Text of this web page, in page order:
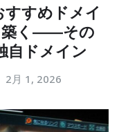
すめドメイ
築く――その
自ドメイン
2月 1, 2026